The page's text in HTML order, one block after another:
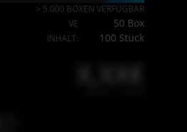
> 5.000 BOXEN VERFÜGBAR
VE
50 Box
INHALT: 100 Stück
X,XX€